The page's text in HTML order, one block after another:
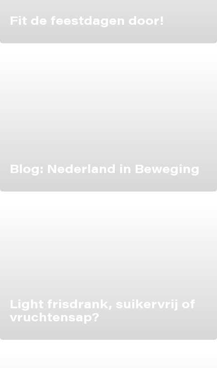
Fit de feestdagen door!
Blog: Nederland in Beweging
Light frisdrank, suikervrij of
vruchtensap?